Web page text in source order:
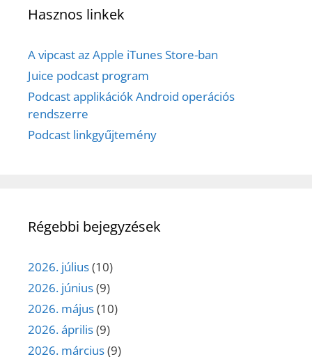
Hasznos linkek
A vipcast az Apple iTunes Store-ban
Juice podcast program
Podcast applikációk Android operációs
rendszerre
Podcast linkgyűjtemény
Régebbi bejegyzések
2026. július(10)
2026. június(9)
2026. május(10)
2026. április(9)
2026. március(9)